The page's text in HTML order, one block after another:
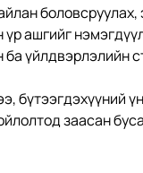
ашгийг
ба үйлдвэрлэлийн
бүтээгдэхүүний
заасан